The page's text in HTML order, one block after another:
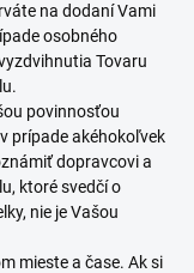
na dodaní Vami
osobného
Tovaru
povinnosťou
prípade akéhokoľvek
dopravcovi a
ktoré svedčí o
nie je Vašou
mieste a čase. Ak si